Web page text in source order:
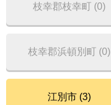
枝幸郡枝幸町 (0)
枝幸郡浜頓別町 (0)
江別市 (3)